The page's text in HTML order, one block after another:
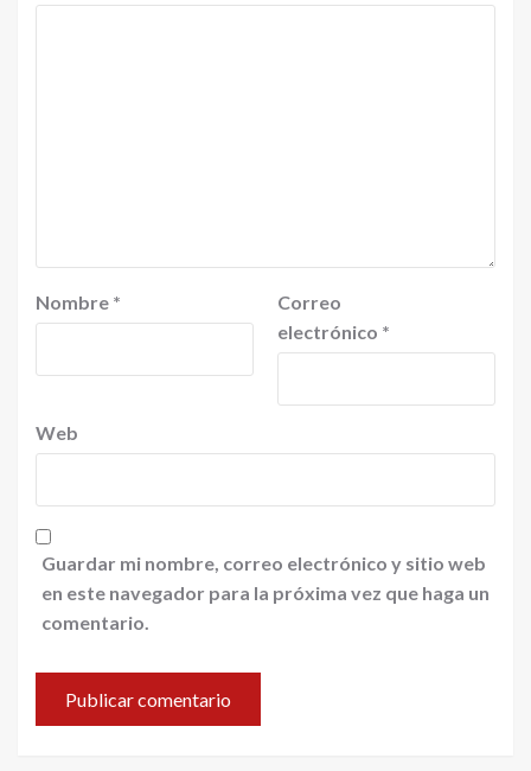
Nombre *
Correo
electrónico *
Web
Guardar mi nombre, correo electrónico y sitio web
en este navegador para la próxima vez que haga un
comentario.